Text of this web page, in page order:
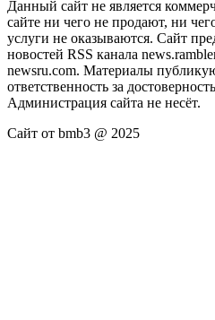
Данный сайт не является
сайте ни чего не продают, ни
услуги не оказываются. Сайт
новостей RSS канала
newsru.com. Материалы
ответственность за
Администрация сайта не несёт.
Сайт от bmb3 @ 2025